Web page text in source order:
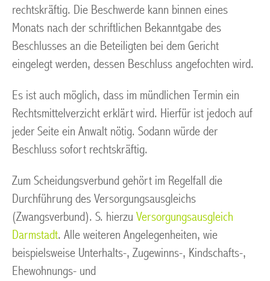
rechtskräftig. Die Beschwerde kann binnen eines
Monats nach der schriftlichen Bekanntgabe des
Beschlusses an die Beteiligten bei dem Gericht
eingelegt werden, dessen Beschluss angefochten wird.
Es ist auch möglich, dass im mündlichen Termin ein
Rechtsmittelverzicht erklärt wird. Hierfür ist jedoch auf
jeder Seite ein Anwalt nötig. Sodann würde der
Beschluss sofort rechtskräftig.
Zum Scheidungsverbund gehört im Regelfall die
Durchführung des Versorgungsausgleichs
(Zwangsverbund). S. hierzu Versorgungsausgleich
Darmstadt. Alle weiteren Angelegenheiten, wie
beispielsweise Unterhalts-, Zugewinns-, Kindschafts-,
Ehewohnungs- und